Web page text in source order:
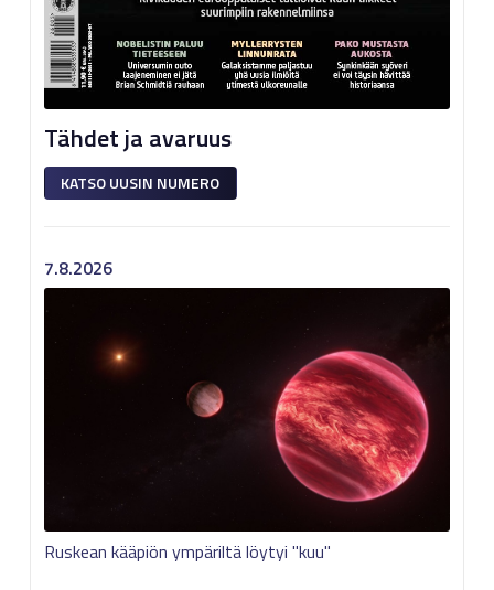
Tähdet ja avaruus
KATSO UUSIN NUMERO
7.8.2026
Ruskean kääpiön ympäriltä löytyi "kuu"